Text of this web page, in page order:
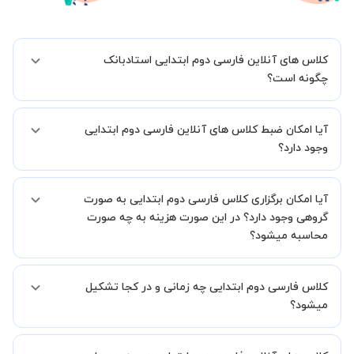
کلاس های آنلاین فارسی دوم ابتدایی استادبانک
چگونه است؟
شما میدهیم که استاد شما پیش از جلسه تمامی موارد لازم برای برگزاری
یک کلاس آنلاین با کیفیت و مفید را به شما توضیح خواهند داد.
آیا امکان ضبط کلاس های آنلاین فارسی دوم ابتدایی
وجود دارد؟
کنید.
آیا امکان برگزاری کلاس فارسی دوم ابتدایی به صورت
گروهی وجود دارد؟ در این صورت هزینه به چه صورت
محاسبه میشود؟
صورتیکه مایل هستید کلاس ها را در کنار دوستان و یا آشنایان خود به
صورت گروهی برگزار کنید، این امکان وجود دارد. در این حالت، به ازای هر
اضافه خواهد شد.
کلاس فارسی دوم ابتدایی چه زمانی و در کجا تشکیل
میشود؟